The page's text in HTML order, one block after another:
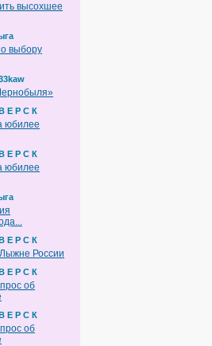
высохшее
выбору
Е Р С К
юбилее
Е Р С К
юбилее
Е Р С К
России
Е Р С К
об
Е Р С К
об